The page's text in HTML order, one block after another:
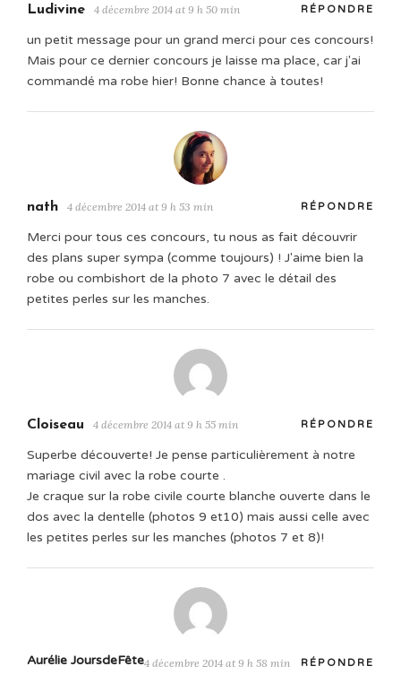
Ludivine 4 décembre 2014 at 9 h 50 min RÉPONDRE
un petit message pour un grand merci pour ces concours!
Mais pour ce dernier concours je laisse ma place, car j'ai
commandé ma robe hier! Bonne chance à toutes!
nath 4 décembre 2014 at 9 h 53 min RÉPONDRE
Merci pour tous ces concours, tu nous as fait découvrir
des plans super sympa (comme toujours) ! J'aime bien la
robe ou combishort de la photo 7 avec le détail des
petites perles sur les manches.
Cloiseau 4 décembre 2014 at 9 h 55 min RÉPONDRE
Superbe découverte! Je pense particulièrement à notre
mariage civil avec la robe courte .
Je craque sur la robe civile courte blanche ouverte dans le
dos avec la dentelle (photos 9 et10) mais aussi celle avec
les petites perles sur les manches (photos 7 et 8)!
Aurélie JoursdeFête4 décembre 2014 at 9 h 58 min RÉPONDRE